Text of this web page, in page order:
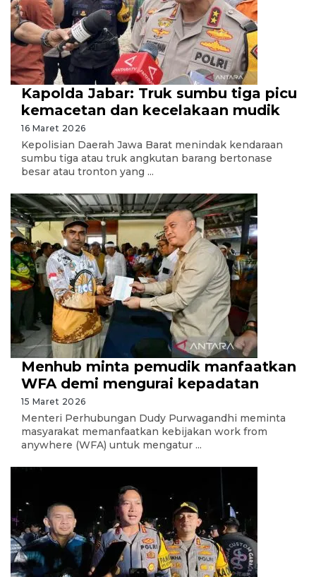
Kapolda Jabar: Truk sumbu tiga picu
kemacetan dan kecelakaan mudik
16 Maret 2026
Kepolisian Daerah Jawa Barat menindak kendaraan
sumbu tiga atau truk angkutan barang bertonase
besar atau tronton yang ...
Menhub minta pemudik manfaatkan
WFA demi mengurai kepadatan
15 Maret 2026
Menteri Perhubungan Dudy Purwagandhi meminta
masyarakat memanfaatkan kebijakan work from
anywhere (WFA) untuk mengatur ...